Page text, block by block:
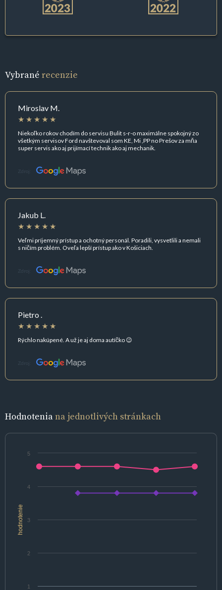
Vybrané recenzie
Miroslav M.
Niekoľko rokov chodím do servisu Bulit s-r-o maximálne spokojný zo
všetkým servisov Ford navštevoval som KE, Mi ,PP no Prešov za mňa
super servis ako aj prijímací technik ako aj mechanik.
Zdroj:
Jakub L.
Veľmi príjemný prístup a ochotný personál. Poradili, vysvetlili a nemali
s ničím problém. Oveľa lepší prístup ako v Košiciach.
Zdroj:
Pietro .
Rýchlo nakúpené. A už je aj doma autíčko 😉
Zdroj:
Hodnoteniana jednotlivých stránkach
hodnotenie
1
2
3
4
5